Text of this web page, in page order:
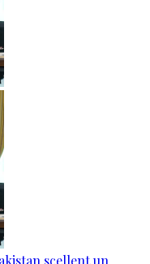
scellent un